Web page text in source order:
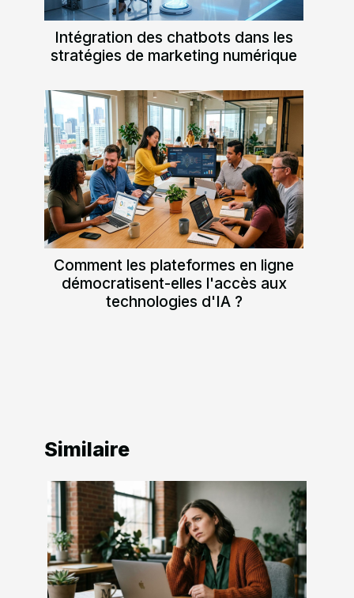
Intégration des chatbots dans les
stratégies de marketing numérique
Comment les plateformes en ligne
démocratisent-elles l'accès aux
technologies d'IA ?
Similaire